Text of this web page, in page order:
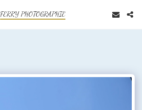
FERRY PHOTOGRAPHIE